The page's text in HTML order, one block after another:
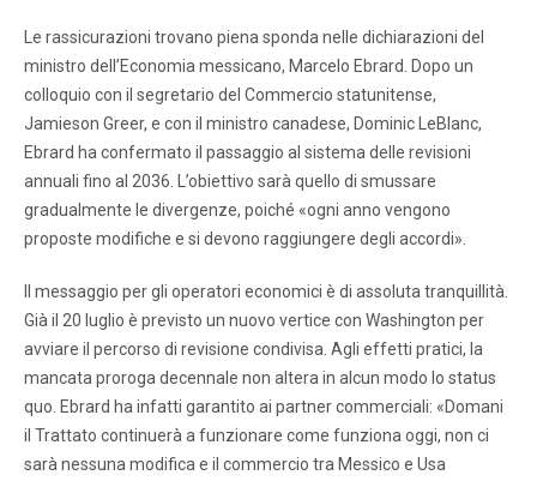
Le rassicurazioni trovano piena sponda nelle dichiarazioni del
ministro dell’Economia messicano, Marcelo Ebrard. Dopo un
colloquio con il segretario del Commercio statunitense,
Jamieson Greer, e con il ministro canadese, Dominic LeBlanc,
Ebrard ha confermato il passaggio al sistema delle revisioni
annuali fino al 2036. L’obiettivo sarà quello di smussare
gradualmente le divergenze, poiché «ogni anno vengono
proposte modifiche e si devono raggiungere degli accordi».
Il messaggio per gli operatori economici è di assoluta tranquillità.
Già il 20 luglio è previsto un nuovo vertice con Washington per
avviare il percorso di revisione condivisa. Agli effetti pratici, la
mancata proroga decennale non altera in alcun modo lo status
quo. Ebrard ha infatti garantito ai partner commerciali: «Domani
il Trattato continuerà a funzionare come funziona oggi, non ci
sarà nessuna modifica e il commercio tra Messico e Usa